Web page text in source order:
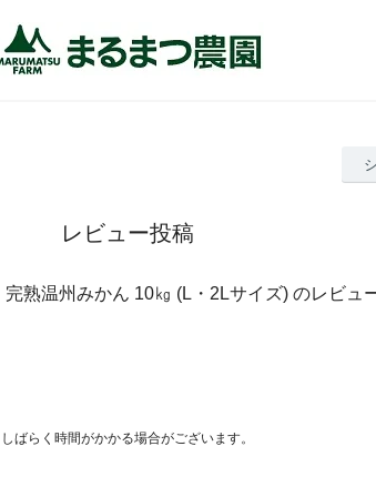
レビュー投稿
完熟温州みかん 10㎏ (L・2Lサイズ) のレビュ
ばらく時間がかかる場合がございます。